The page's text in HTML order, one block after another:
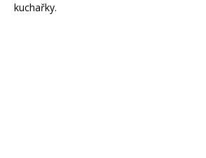
kuchařky.